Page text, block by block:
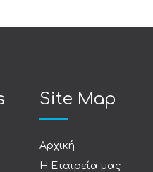
Site Map
Αρχική
Η Εταιρεία μας